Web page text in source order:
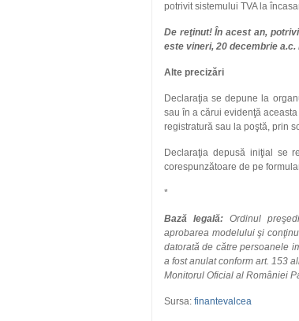
potrivit sistemului TVA la
De reţinut! În acest an,
este vineri, 20 decembrie a.c.
Alte precizări
Declaraţia se depune la
sau în a cărui evidenţă
registratură sau la poştă, prin
Declaraţia depusă iniţial se
corespunzătoare de pe
*
Bază legală:Ordinul
aprobarea modelului şi
datorată de către persoanele
a fost anulat conform art. 153
Monitorul Oficial al României
Sursa: finantevalcea